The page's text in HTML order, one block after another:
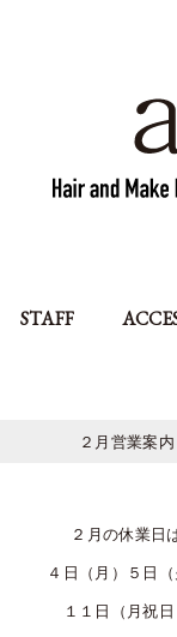
STAFF
２月営業案内
２月の休業日
４日（月）５日
１１日（月祝